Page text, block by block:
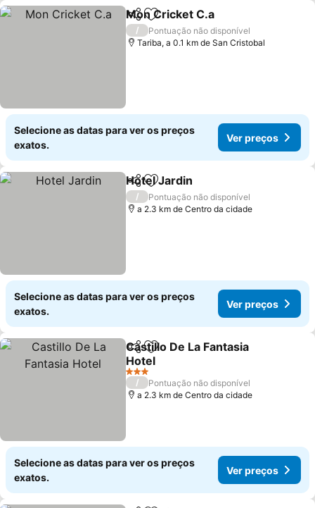
PartilharAdicionar aos favoritos
Mon Cricket C.a
/
Pontuação não disponível
Tariba, a 0.1 km de San Cristobal
Selecione as datas para ver os preços
exatos.
Ver preços
PartilharAdicionar aos favoritos
Hotel Jardin
/
Pontuação não disponível
a 2.3 km de Centro da cidade
Selecione as datas para ver os preços
exatos.
Ver preços
PartilharAdicionar aos favoritos
Castillo De La Fantasia
Hotel
Ver preços
3 Estrelas
/
Pontuação não disponível
a 2.3 km de Centro da cidade
Selecione as datas para ver os preços
exatos.
Ver preços